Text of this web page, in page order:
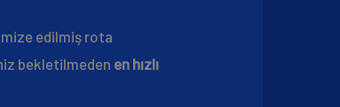
edilmiş rota
bekletilmeden en hızlı